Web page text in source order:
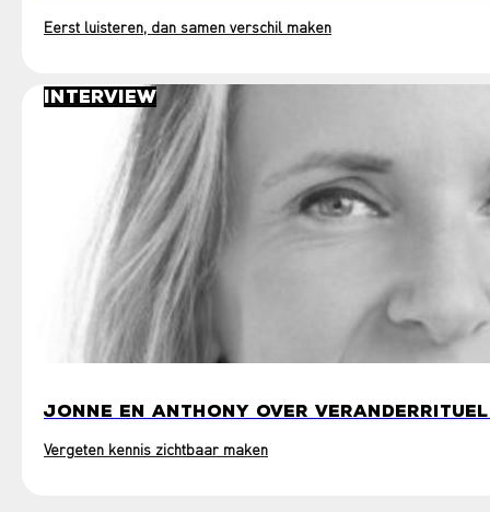
Eerst luisteren, dan samen verschil maken
Interview
JONNE EN ANTHONY OVER
Vergeten kennis zichtbaar maken